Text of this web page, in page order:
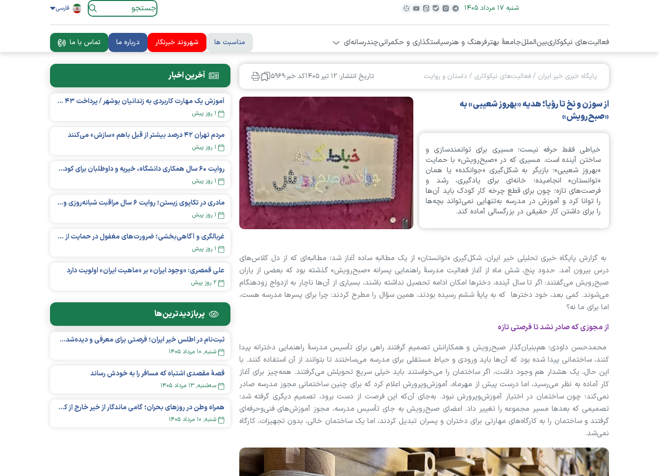
شنبه ۱۷ مرداد ۱۴۰۵ فارسی
فعالیت‌های نیکوکاریبین‌المللجامعۀ بهترفرهنگ و هنرسیاستگذاری و حکمرانیچندرسانه‌ای مناسبت ها شهروند خبرنگار درباره ما تماس با ما
پایگاه خبری خیر ایران /فعالیت‌های نیکوکاری / داستان و روایت تاریخ انتشار: ۱۲ تير ۱۴۰۵ کد خبر:۵۹۶۹
از سوزن و نخ تا رؤیا؛ هدیه «بهروز شعیبی» به
«صبح‌رویش»
خیاطی فقط حرفه نیست؛ مسیری برای توانمندسازی و
ساختن آینده است. مسیری که در «صبح‌رویش» با حمایت
«بهروز شعیبی»؛ بازیگر به شکل‌گیری «جوانکده» یا همان
«توانستان» انجامیده؛ خانه‌ای برای یادگیری، رشد و
فرصت‌های تازه؛ چون برای قطع چرخه کار کودک باید آن‌ها
را توانا کرد و آموزش در مدرسه به‌تنهایی نمی‌تواند بچه‌ها
را برای داشتن کار حقیقی در بزرگسالی آماده کند.
به گزارش‌ پایگاه خبری تحلیلی خیر ایران، شکل‌گیری «توانستان» از یک مطالبه ساده آغاز شد؛ مطالبه‌ای که از دل کلاس‌های
درس بیرون آمد. حدود پنج، شش ماه از آغاز فعالیت مدرسهٔ راهنمایی پسرانه «صبح‌رویش» گذشته بود که بعضی از یاران
صبح‌رویش می‌گفتند: اگر تا سال آینده، دخترها امکان ادامه تحصیل نداشته باشند، بسیاری از آن‌ها ناچار به ازدواج زودهنگام
می‌شوند. کمی بعد، خود دخترها که به پایهٔ ششم رسیده بودند، همین سؤال را مطرح کردند: چرا برای پسرها مدرسه هست،
اما برای ما نه؟
از مجوزی که صادر نشد تا فرصتی تازه
محمدحسن داودی؛ هم‌بنیان‌گذار صبح‌رویش و همکارانش تصمیم گرفتند راهی برای تأسیس مدرسهٔ راهنمایی دخترانه پیدا
کنند، ساختمانی پیدا شده بود که آن‌ها باید ورودی و حیاط مستقلی برای مدرسه می‌ساختند تا بتوانند از آن استفاده کنند. با
این حال، یک هشدار هم وجود داشت، اگر ساختمان را می‌خواستند باید خیلی سریع تحویلش می‌گرفتند. همه‌چیز برای آغاز
کار آماده به نظر می‌رسید، اما درست پیش از مهرماه، آموزش‌وپرورش اعلام کرد که برای چنین ساختمانی مجوز مدرسه صادر
نمی‌کند؛ چون ساختمان در اختیار آموزش‌وپرورش نبود. به‌جای آن‌که این فرصت از دست برود، تصمیم دیگری گرفته شد؛
تصمیمی که بعدها مسیر مجموعه را تغییر داد. اعضای صبح‌رویش به جای تأسیس مدرسه، مجوز آموزش‌های فنی‌وحرفه‌ای
گرفتند و ساختمان را به کارگاه‌های مهارتی برای دختران و پسران تبدیل کردند، اما یک ساختمان خالی، بدون تجهیزات، کارگاه
نمی‌شد.
آخرین اخبار
آموزش یک مهارت کاربردی به زندانیان بوشهر / پرداخت ۴۳ میلیارد تومان تسهیلات خوداشتغالی
۱ روز پیش
مردم تهران ۴۲ درصد بیشتر از قبل باهم «سازش» می‌کنند
۱ روز پیش
روایت ۶۰ سال همکاری دانشگاه، خیریه و داوطلبان برای کودکان نیازمند در استرالیا
۱ روز پیش
مادری در تکاپوی زیستن؛ روایت ۶ سال مراقبت شبانه‌روزی و امید به فردای «نورا»
۱ روز پیش
غربالگری و آگاهی‌بخشی؛ ضرورت‌های مغفول در حمایت از بیماران «نقص ایمنی اولیه»
۱ روز پیش
علی قمصری: «وجود ایران» بر «ماهیت ایران» اولویت دارد
۲ روز پیش
پربازدید‌ترین‌ها
ثبت‌نام در اطلس خیر ایران؛ فرصتی برای معرفی و دیده‌شدن مؤسسات نیکوکاری
شنبه, ۱۰ مرداد ۱۴۰۵
قصهٔ مقصدی اشتباه که مسافر را به خودش رساند
سه‌شنبه, ۱۳ مرداد ۱۴۰۵
همراه وطن در روزهای بحران؛ گامی ماندگار از خیر خارج از کشور در عرصه سلامت
شنبه, ۱۰ مرداد ۱۴۰۵